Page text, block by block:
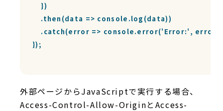
    })
    .then(data => console.log(data))
.catch(error => console.error('Error:',
});
外部ページからJavaScriptで実行する場合、
Access-Control-Allow-OriginとAccess-